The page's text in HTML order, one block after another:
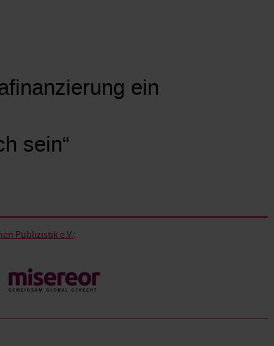
ein
sein“
Publizistik e.V.: